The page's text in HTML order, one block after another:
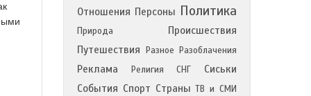
Отношения Персоны Политика
Природа
Происшествия
Путешествия
Разное Разоблачения
Реклама Религия СНГ
Сиськи
События Спорт Страны ТВ и СМИ